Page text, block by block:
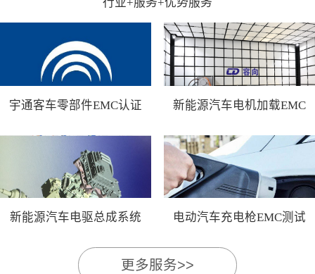
宇通客车零部件EMC认证
新能源汽车电机加载EMC
新能源汽车电驱总成系统
电动汽车充电枪EMC测试
更多服务>>